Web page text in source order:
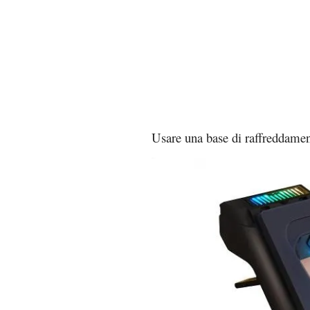
Usare una base di